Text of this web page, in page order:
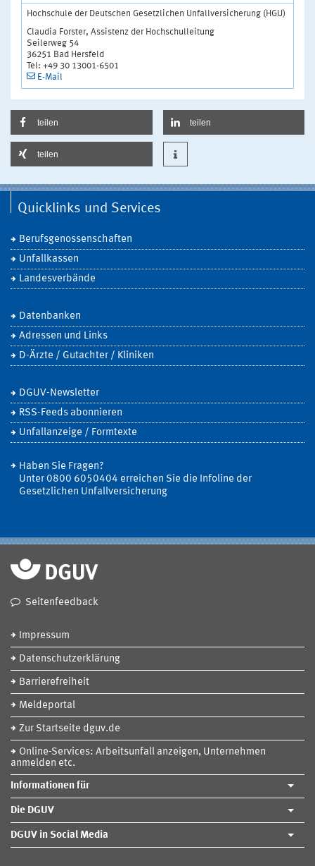
Hochschule der Deutschen Gesetzlichen Unfallversicherung (HGU)
Claudia Forster, Assistenz der Hochschulleitung
Seilerweg 54
36251 Bad Hersfeld
Tel: +49 30 13001-6501
E-Mail
teilen teilen
teilen
Quicklinks und Services
Berufsgenossenschaften
Unfallkassen
Landesverbände
Datenbanken
Adressen und Links
D-Ärzte / Gutachter / Kliniken
DGUV-Newsletter
RSS-Feeds abonnieren
Unfallanzeige / Formtexte
Haben Sie Fragen?
Unter 0800 6050404 erreichen Sie die Infoline der
Gesetzlichen Unfallversicherung
Seitenfeedback
Impressum
Datenschutzerklärung
Barrierefreiheit
Meldeportal
Zur Startseite dguv.de
Online-Services: Arbeitsunfall anzeigen, Unternehmen
anmelden etc.
Informationen für
Die DGUV
DGUV in Social Media